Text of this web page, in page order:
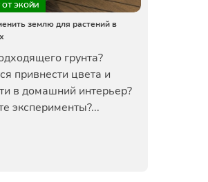
ОТ ЭКОЙИ
землю для растений в
грунта?
привнести цвета и
в домашний интерьер?
эксперименты?...